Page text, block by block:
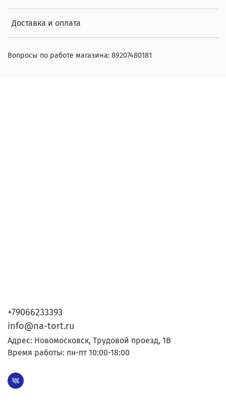
Доставка и оплата
Вопросы по работе магазина: 89207480181
+79066233393
info@na-tort.ru
Адрес: Новомосковск, Трудовой проезд, 1В
Время работы: пн-пт 10:00-18:00